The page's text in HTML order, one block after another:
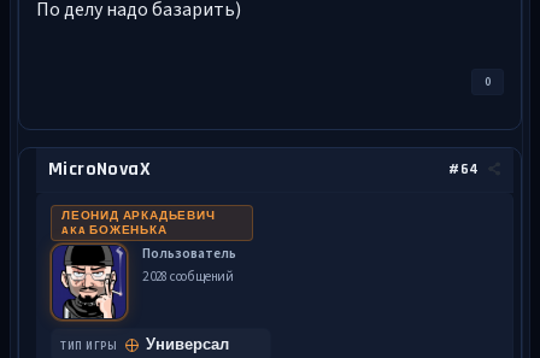
По делу надо базарить)
0
#64
MicroNovaX
ЛЕОНИД АРКАДЬЕВИЧ
AKA БОЖЕНЬКА
Пользователь
2 028 сообщений
ТИП ИГРЫ Универсал